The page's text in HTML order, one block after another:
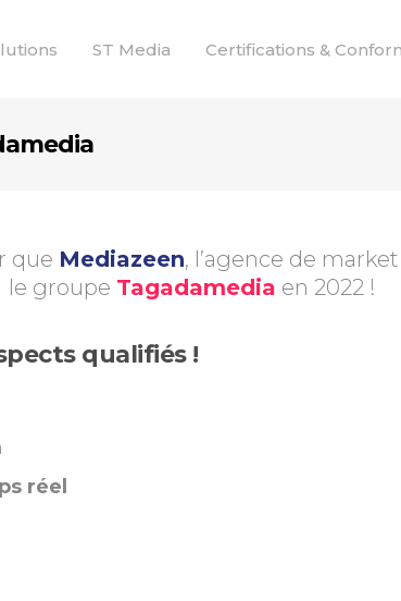
ST Media Certifications &
que Mediazeen, l’agence de
le groupe Tagadamedia en 2022 !
qualifiés !
réel